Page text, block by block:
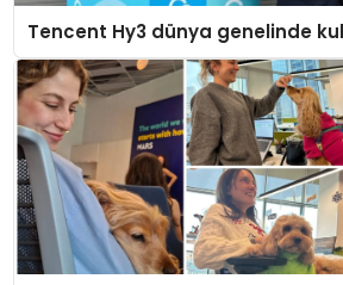
Tencent Hy3 dünya genelinde